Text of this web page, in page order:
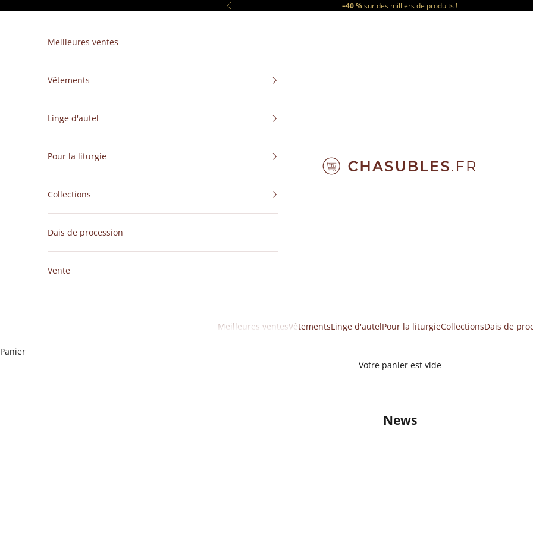
Précédent –40 %sur des milliers de produits !
CHASUBLES.FR
Meilleures ventesVêtementsLinge d'autelPour la liturgieCollectionsDais de
Meilleures ventes
Vêtements
Linge d'autel
Pour la liturgie
Collections
Dais de procession
Vente
Panier
Votre panier est vide
News
L'habillement liturgique approprié d'un prêtre - que dit l'instruction ?